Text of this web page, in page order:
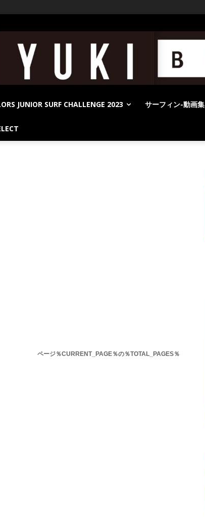
JUNIOR SURF CHALLENGE 2023 サーフィン-動画集
ページ％CURRENT_PAGE％の％TOTAL_PAGES％